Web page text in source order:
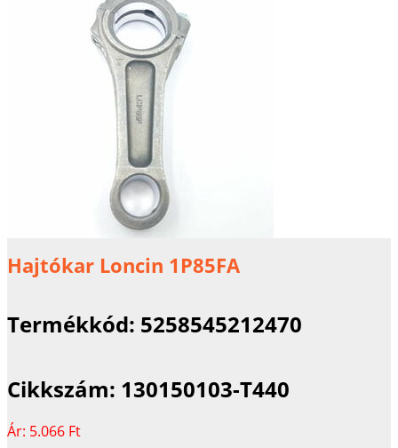
Hajtókar Loncin 1P85FA
Termékkód: 5258545212470
Cikkszám: 130150103-T440
Ár: 5.066 Ft